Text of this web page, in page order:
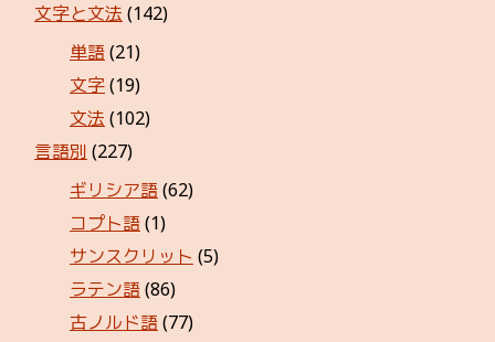
文字と文法 (142)
単語(21)
文字(19)
文法 (102)
言語別 (227)
ギリシア語(62)
コプト語(1)
サンスクリット (5)
ラテン語(86)
古ノルド語(77)